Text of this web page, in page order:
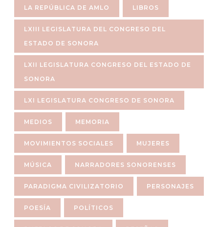
LA REPÚBLICA DE AMLO LIBROS
LXIII LEGISLATURA DEL CONGRESO DEL
ESTADO DE SONORA
LXII LEGISLATURA CONGRESO DEL ESTADO DE
SONORA
LXI LEGISLATURA CONGRESO DE SONORA
MEDIOS MEMORIA
MOVIMIENTOS SOCIALES MUJERES
MÚSICA NARRADORES SONORENSES
PARADIGMA CIVILIZATORIO PERSONAJES
POESÍA POLÍTICOS